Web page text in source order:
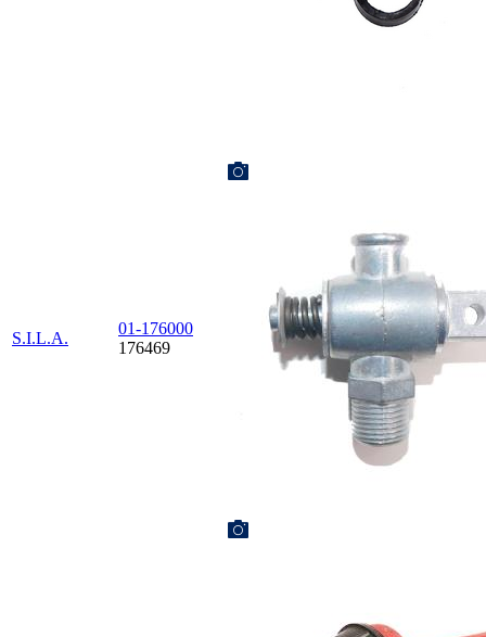
S.I.L.A.
01-176000
176469